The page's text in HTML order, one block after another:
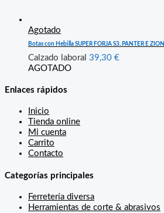
Agotado
Botas con Hebilla SUPER FORJA S3. PANTER E ZION
Calzado laboral 39,30 €
AGOTADO
Enlaces rápidos
Inicio
Tienda online
Mi cuenta
Carrito
Contacto
Categorías principales
Ferretería diversa
Herramientas de corte & abrasivos